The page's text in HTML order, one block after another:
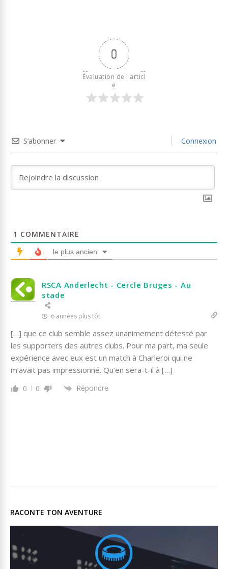
0
Évaluation de l'articl
e
S’abonner Connexion
1 COMMENTAIRE
le plus ancien
RSCA Anderlecht - Cercle Bruges - Au
stade
6 années plus tôt
[…] que ce club semble assez unanimement détesté par
les supporters des autres clubs. Pour ma part, ma seule
expérience avec eux est un match à Charleroi qui ne
m’avait pas impressionné. Qu’en sera-t-il à […]
0 0 Répondre
RACONTE TON AVENTURE